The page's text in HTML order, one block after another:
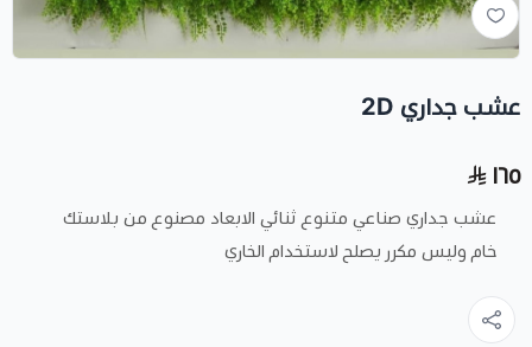
عشب جداري 2D
١٦٥
عشب جداري صناعي متنوع ثنائي الابعاد مصنوع من بلاستك
خام وليس مكرر يصلح لاستخدام الخاري